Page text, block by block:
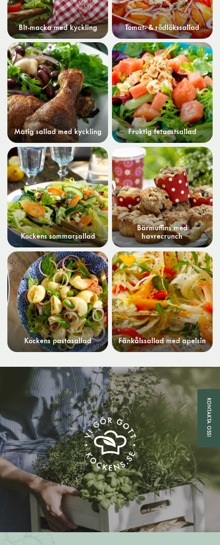
Blt-macka med kyckling Tomat- & rödlökssallad
Matig sallad med kyckling Fruktig fetaostsallad
Kockens sommarsallad
Bärmuffins med
havrecrunch
Kockens pastasallad Fänkålssallad med apelsin
KONTAKTA OSS!